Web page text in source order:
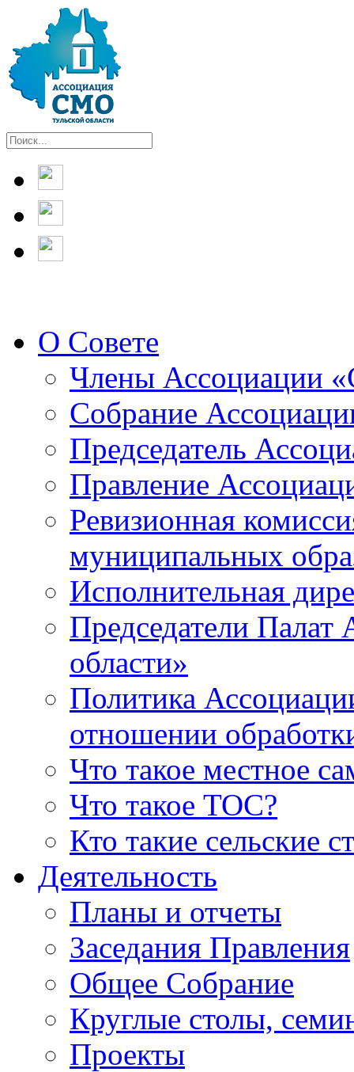
О Совете
Члены Ассоциации
Собрание
Председатель
Правление
Ревизионная
муниципальных
Исполнительная
Председатели
области»
Политика
отношении
Что такое местное
Что такое ТОС?
Кто такие сельские
Деятельность
Планы и отчеты
Заседания Правления
Общее Собрание
Круглые столы,
Проекты